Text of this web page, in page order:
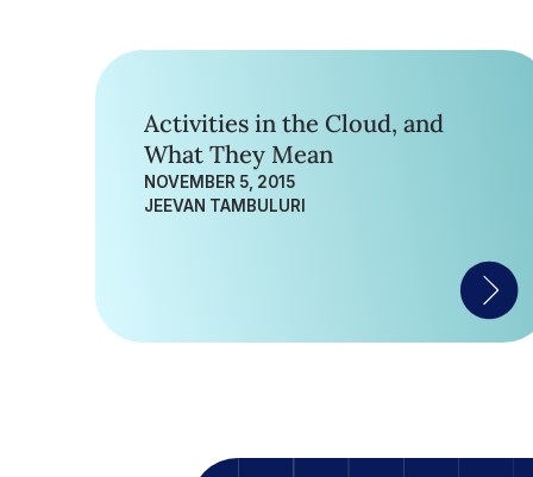
Activities in the Cloud, and
What They Mean
NOVEMBER 5, 2015
JEEVAN TAMBULURI